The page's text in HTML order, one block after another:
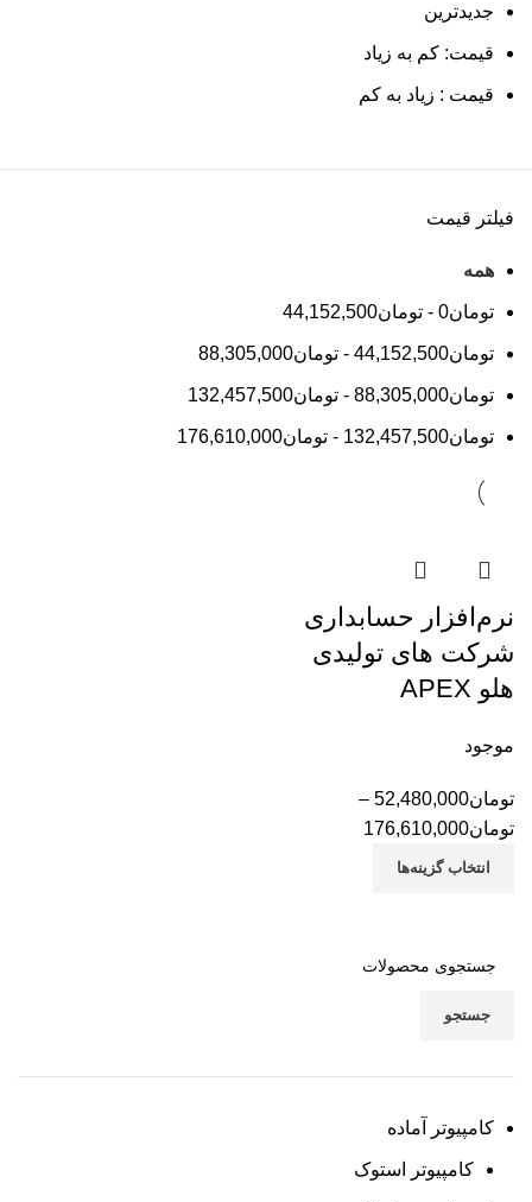
جستجو
کامپیوتر آماده
کامپیوتر استوک
جدیدترین
قیمت: کم به زیاد
قیمت : زیاد به کم
فیلتر قیمت
همه
تومان0
- تومان44,152,500
تومان44,152,500
- تومان88,305,000
تومان88,305,000
- تومان132,457,500
تومان132,457,500
- تومان176,610,000
نرم‌افزار حسابداری
شرکت های تولیدی
هلو APEX
موجود
تومان52,480,000
–
تومان176,610,000
انتخاب گزینه‌ها